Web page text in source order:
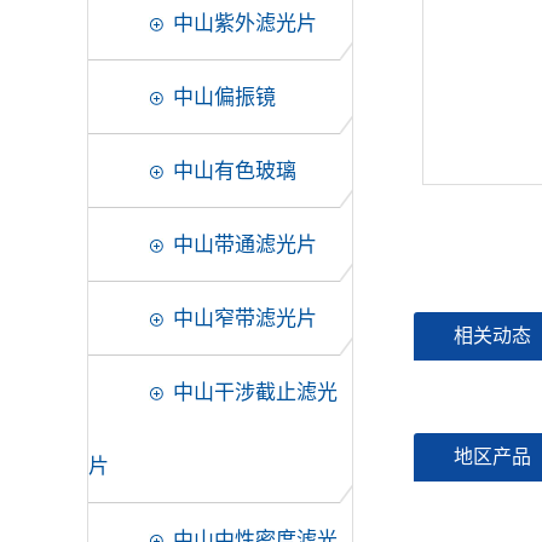
中山紫外滤光片
中山偏振镜
中山有色玻璃
中山带通滤光片
中山窄带滤光片
中山干涉截止滤光
片
相关动态
地区产品